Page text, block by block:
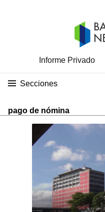
Informe Privado
Secciones
pago de nómina